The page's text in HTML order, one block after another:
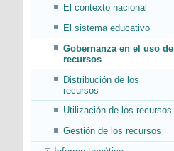
El contexto nacional
El sistema educativo
Gobernanza en el uso de
recursos
Distribución de los
recursos
Utilización de los recursos
Gestión de los recursos